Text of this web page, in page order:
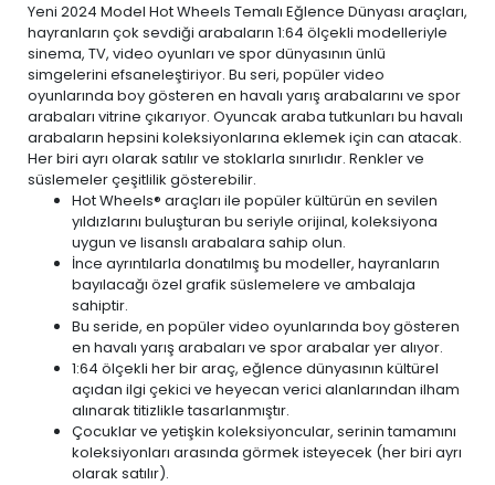
Yeni 2024 Model Hot Wheels Temalı Eğlence Dünyası araçları,
hayranların çok sevdiği arabaların 1:64 ölçekli modelleriyle
sinema, TV, video oyunları ve spor dünyasının ünlü
simgelerini efsaneleştiriyor. Bu seri, popüler video
oyunlarında boy gösteren en havalı yarış arabalarını ve spor
arabaları vitrine çıkarıyor. Oyuncak araba tutkunları bu havalı
arabaların hepsini koleksiyonlarına eklemek için can atacak.
Her biri ayrı olarak satılır ve stoklarla sınırlıdır. Renkler ve
süslemeler çeşitlilik gösterebilir.
Hot Wheels® araçları ile popüler kültürün en sevilen
yıldızlarını buluşturan bu seriyle orijinal, koleksiyona
uygun ve lisanslı arabalara sahip olun.
İnce ayrıntılarla donatılmış bu modeller, hayranların
bayılacağı özel grafik süslemelere ve ambalaja
sahiptir.
Bu seride, en popüler video oyunlarında boy gösteren
en havalı yarış arabaları ve spor arabalar yer alıyor.
1:64 ölçekli her bir araç, eğlence dünyasının kültürel
açıdan ilgi çekici ve heyecan verici alanlarından ilham
alınarak titizlikle tasarlanmıştır.
Çocuklar ve yetişkin koleksiyoncular, serinin tamamını
koleksiyonları arasında görmek isteyecek (her biri ayrı
olarak satılır).